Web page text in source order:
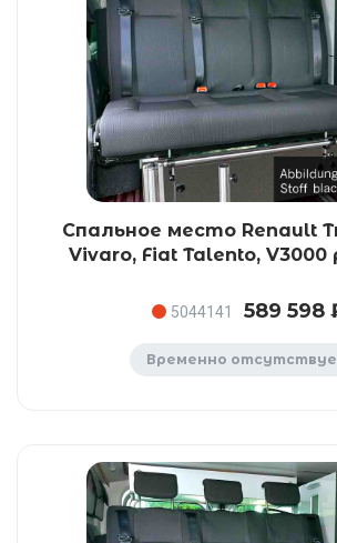
Спальное место Renault
Vivaro, Fiat Talento, V3000
5044141 589 598
Временно